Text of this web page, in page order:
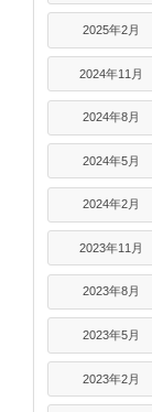
2025年2月
2024年11月
2024年8月
2024年5月
2024年2月
2023年11月
2023年8月
2023年5月
2023年2月